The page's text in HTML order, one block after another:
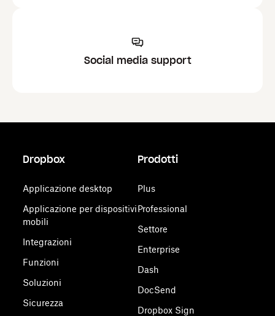
Social media support
Dropbox
Applicazione desktop
Applicazione per dispositivi
mobili
Integrazioni
Funzioni
Soluzioni
Sicurezza
Prodotti
Plus
Professional
Settore
Enterprise
Dash
DocSend
Dropbox Sign